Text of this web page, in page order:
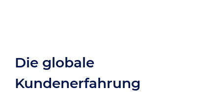
Die globale
Kundenerfahrung